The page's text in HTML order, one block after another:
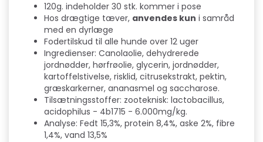
120g. indeholder 30 stk. kommer i pose
Hos drægtige tæver, anvendes kun i samråd
med en dyrlæge
Fodertilskud til alle hunde over 12 uger
Ingredienser: Canolaolie, dehydrerede
jordnødder, hørfrøolie, glycerin, jordnødder,
kartoffelstivelse, risklid, citrusekstrakt, pektin,
græskarkerner, ananasmel og saccharose.
Tilsætningsstoffer: zooteknisk: lactobacillus,
acidophilus - 4b1715 - 6.000mg/kg.
Analyse: Fedt 15,3%, protein 8,4%, aske 2%, fibre
1,4%, vand 13,5%